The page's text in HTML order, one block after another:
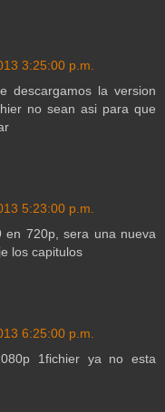
3:25:00 p.m.
descargamos la version
no sean asi para que
5:23:00 p.m.
720p, sera una nueva
los capitulos
6:25:00 p.m.
1fichier ya no esta